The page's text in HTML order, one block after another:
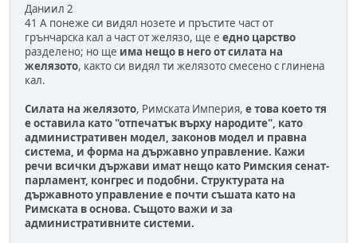
Даниил 2
41 А понеже си видял нозете и пръстите част от
грънчарска кал а част от желязо, ще е едно царство
разделено; но ще има нещо в него от силата на
желязото, както си видял ти желязото смесено с глинена
кал.
Силата на желязото, Римската Империя, е това което тя
е оставила като "отпечатък върху народите", като
административен модел, законов модел и правна
система, и форма на държавно управление. Кажи
речи всички държави имат нещо като Римския сенат-
парламент, конгрес и подобни. Структурата на
държавното управление е почти съшата като на
Римската в основа. Същото важи и за
административните системи.